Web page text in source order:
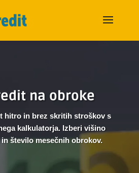
na obroke
hitro in brez skritih stroškov s
kalkulatorja. Izberi višino
število mesečnih obrokov.